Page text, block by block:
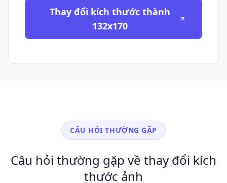
Thay đổi kích thước thành
132x170
CÂU HỎI THƯỜNG GẶP
Câu hỏi thường gặp về thay đổi kích
thước ảnh